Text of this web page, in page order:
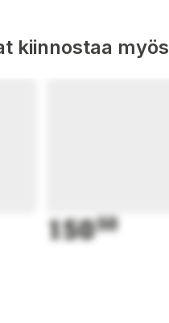
kiinnostaa myös
15050